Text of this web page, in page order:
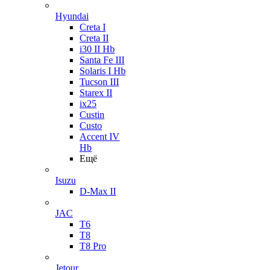
Hyundai
Creta I
Creta II
i30 II Hb
Santa Fe III
Solaris I Hb
Tucson III
Starex II
ix25
Custin
Custo
Accent IV
Hb
Ещё
Isuzu
D-Max II
JAC
T6
T8
T8 Pro
Jetour